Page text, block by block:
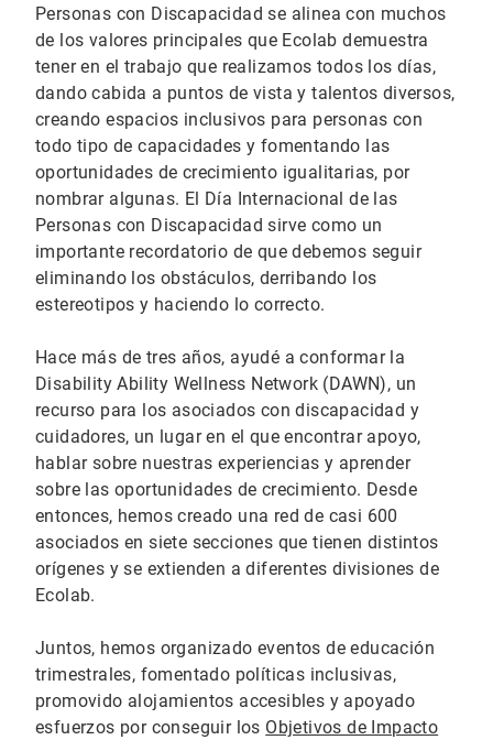
Personas con Discapacidad se alinea con muchos
de los valores principales que Ecolab demuestra
tener en el trabajo que realizamos todos los días,
dando cabida a puntos de vista y talentos diversos,
creando espacios inclusivos para personas con
todo tipo de capacidades y fomentando las
oportunidades de crecimiento igualitarias, por
nombrar algunas. El Día Internacional de las
Personas con Discapacidad sirve como un
importante recordatorio de que debemos seguir
eliminando los obstáculos, derribando los
estereotipos y haciendo lo correcto.
Hace más de tres años, ayudé a conformar la
Disability Ability Wellness Network (DAWN), un
recurso para los asociados con discapacidad y
cuidadores, un lugar en el que encontrar apoyo,
hablar sobre nuestras experiencias y aprender
sobre las oportunidades de crecimiento. Desde
entonces, hemos creado una red de casi 600
asociados en siete secciones que tienen distintos
orígenes y se extienden a diferentes divisiones de
Ecolab.
Juntos, hemos organizado eventos de educación
trimestrales, fomentado políticas inclusivas,
promovido alojamientos accesibles y apoyado
esfuerzos por conseguir los Objetivos de Impacto